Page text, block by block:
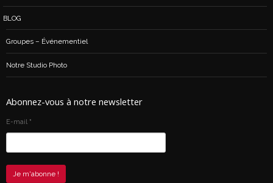
BLOG
Groupes – Événementiel
Notre Studio Photo
Abonnez-vous à notre newsletter
E-mail *